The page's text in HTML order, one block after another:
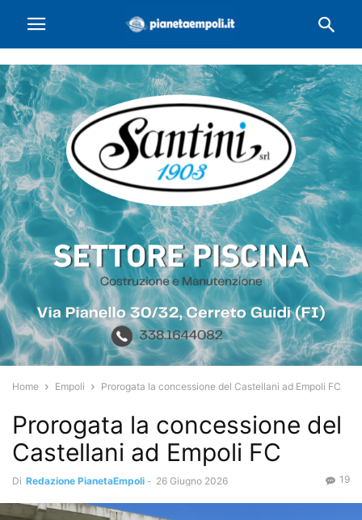
Home Empoli Prorogata la concessione del Castellani ad Empoli FC
Prorogata la concessione del
Castellani ad Empoli FC
Di Redazione PianetaEmpoli - 26 Giugno 2026 19